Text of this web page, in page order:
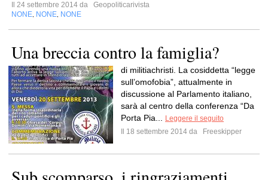
Il 24 settembre 2014 da
Geopoliticarivista
NONE NONE NONE
Una breccia contro la famiglia?
di militiachristi. La cosiddetta “legge
sull’omofobia”, attualmente in
discussione al Parlamento italiano,
sarà al centro della conferenza “Da
Porta Pia...
Leggere il seguito
Il 18 settembre 2014 da
Freeskipper